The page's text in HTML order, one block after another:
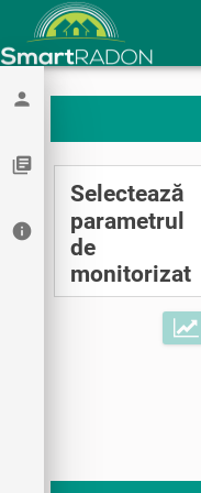
person
library_books
info
Selectează
parametrul
de
monitorizat